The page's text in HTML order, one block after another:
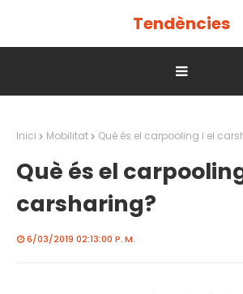
Tendències
Inici Mobilitat Què és el carpooling i el
Què és el
carsharing?
6/03/2019 02:13:00 P. M.